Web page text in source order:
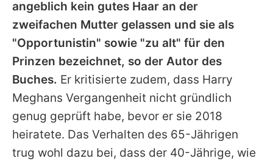
angeblich kein gutes Haar an der
zweifachen Mutter gelassen und sie als
"Opportunistin" sowie "zu alt" für den
Prinzen bezeichnet, so der Autor des
Buches. Er kritisierte zudem, dass Harry
Meghans Vergangenheit nicht gründlich
genug geprüft habe, bevor er sie 2018
heiratete. Das Verhalten des 65-Jährigen
trug wohl dazu bei, dass der 40-Jährige, wie